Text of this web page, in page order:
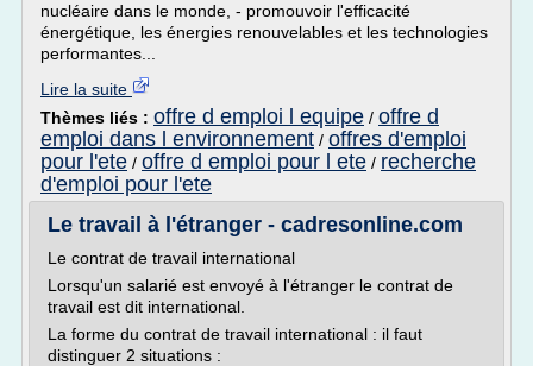
nucléaire dans le monde, - promouvoir l'efficacité
énergétique, les énergies renouvelables et les technologies
performantes...
Lire la suite
Thèmes liés : offre d emploi l equipe / offre d
emploi dans l environnement / offres d'emploi
pour l'ete / offre d emploi pour l ete / recherche
d'emploi pour l'ete
Le travail à l'étranger - cadresonline.com
Le contrat de travail international
Lorsqu'un salarié est envoyé à l'étranger le contrat de
travail est dit international.
La forme du contrat de travail international : il faut
distinguer 2 situations :